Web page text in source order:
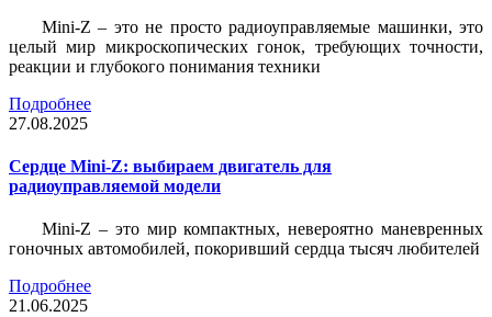
Mini-Z – это не просто радиоуправляемые машинки, это
целый мир микроскопических гонок, требующих точности,
реакции и глубокого понимания техники
Подробнее
27.08.2025
Сердце Mini-Z: выбираем двигатель для
радиоуправляемой модели
Mini-Z – это мир компактных, невероятно маневренных
гоночных автомобилей, покоривший сердца тысяч любителей
Подробнее
21.06.2025